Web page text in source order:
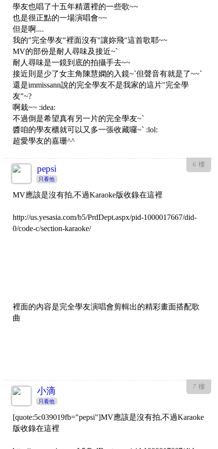
學友也唱了十五年精選裡的一些歌~~
也是很正點的一場演唱會~~
但是啊....
我的"完全學友"裡面沒有"讓妳飛"這首歌耶~~
MV的部份是耐人尋味及接近~`
耐人尋味是一鏡到底的拍攝手去~~
接近則是少了女主角陳慧嫻的入鏡~`但聲音有就是了~~`
還是immissann說的完全學友不是我家的這片"完全學
友"~?
啊栽~~ :idea:
不過倒是希望真有另一片的完全學友~`
醬咱的學友櫃就可以又多一張收藏囉~` :lol:
超愛學友的嘉珊^^
6 樓
pepsi
只看他
MV應該是沒有拍,不過Karaoke版收錄在這裡
http://us.yesasia.com/b5/PrdDept.aspx/pid-1000017667/did-
0/code-c/section-karaoke/
裡面的內容是完全學友演唱會剪輯出的精彩畫面搭配歌
曲
7 樓
小滴
只看他
[quote:5c039019fb="pepsi"]MV應該是沒有拍,不過Karaoke
版收錄在這裡